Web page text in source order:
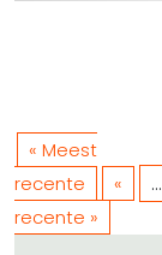
« Meest
recente
« ...
recente »